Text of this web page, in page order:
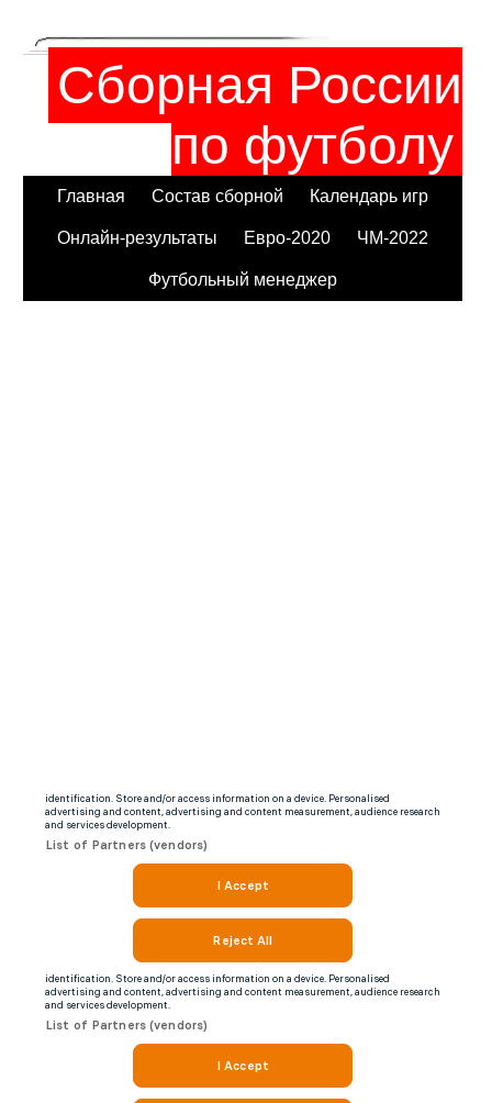
Сборная России
по футболу
Главная Состав сборной Календарь игр
Онлайн-результаты Евро-2020 ЧМ-2022
Футбольный менеджер